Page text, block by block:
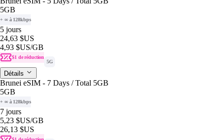
5GB
+ ∞ à 128kbps
5 jours
24,63 $US
4,93 $US/GB
$1 de réduction
5G
Détails
Brunei eSIM - 7 Days / Total 5GB
5GB
+ ∞ à 128kbps
7 jours
5,23 $US/GB
26,13 $US